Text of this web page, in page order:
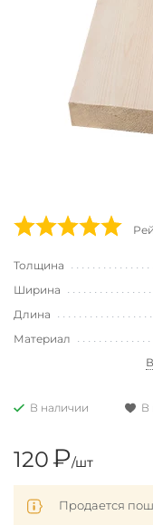
Толщина
Ширина
Длина
Материал
В наличии В
120₽/шт
Продается